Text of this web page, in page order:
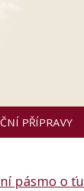
PŘÍPRAVY
pásmo o